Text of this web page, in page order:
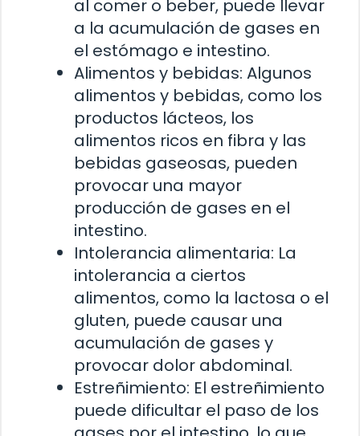
al comer o beber, puede llevar
a la acumulación de gases en
el estómago e intestino.
Alimentos y bebidas: Algunos
alimentos y bebidas, como los
productos lácteos, los
alimentos ricos en fibra y las
bebidas gaseosas, pueden
provocar una mayor
producción de gases en el
intestino.
Intolerancia alimentaria: La
intolerancia a ciertos
alimentos, como la lactosa o el
gluten, puede causar una
acumulación de gases y
provocar dolor abdominal.
Estreñimiento: El estreñimiento
puede dificultar el paso de los